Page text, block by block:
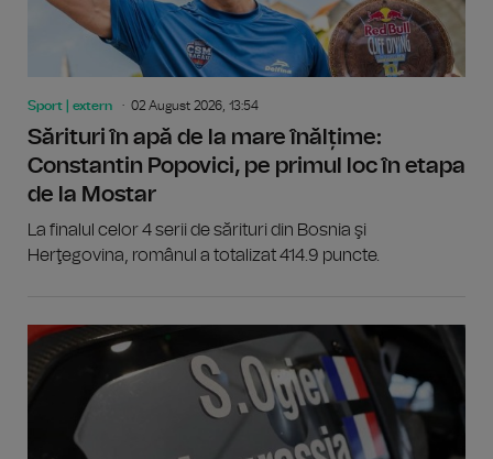
Sport | extern 02 August 2026, 13:54
Sărituri în apă de la mare înălțime:
Constantin Popovici, pe primul loc în etapa
de la Mostar
La finalul celor 4 serii de sărituri din Bosnia şi
Herţegovina, românul a totalizat 414.9 puncte.